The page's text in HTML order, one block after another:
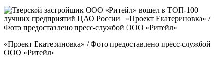
«Проект Екатериновка» / Фото предоставлено пресс-службой
ООО «Ритейл»